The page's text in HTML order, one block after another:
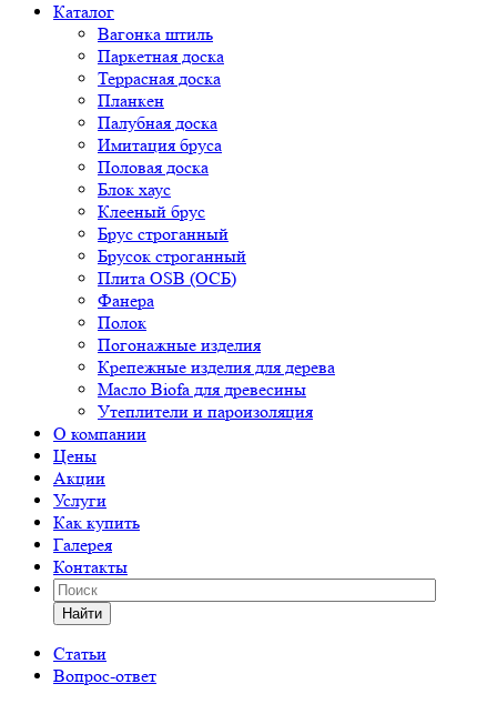
Каталог
Вагонка штиль
Паркетная доска
Террасная доска
Планкен
Палубная доска
Имитация бруса
Половая доска
Блок хаус
Клееный брус
Брус строганный
Брусок строганный
Плита OSB (ОСБ)
Фанера
Полок
Погонажные изделия
Крепежные изделия для дерева
Масло Biofa для древесины
Утеплители и пароизоляция
О компании
Цены
Акции
Услуги
Как купить
Галерея
Контакты
Найти
Статьи
Вопрос-ответ